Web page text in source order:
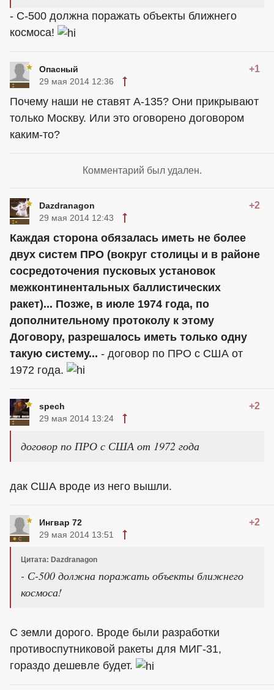
- С-500 должна поражать объекты ближнего
космоса!
Опасный +1
29 мая 2014 12:36
Почему наши не ставят А-135? Они прикрывают
только Москву. Или это оговорено договором
каким-то?
Комментарий был удален.
Dazdranagon +2
29 мая 2014 12:43
Каждая сторона обязалась иметь не более
двух систем ПРО (вокруг столицы и в районе
сосредоточения пусковых установок
межконтинентальных баллистических
ракет)... Позже, в июле 1974 года, по
дополнительному протоколу к этому
Договору, разрешалось иметь только одну
такую систему... - договор по ПРО с США от
1972 года.
spech +2
29 мая 2014 13:24
договор по ПРО с США от 1972 года
дак США вроде из него вышли.
Ингвар 72 +2
29 мая 2014 13:51
Цитата: Dazdranagon
- С-500 должна поражать объекты ближнего
космоса!
С земли дорого. Вроде были разработки
противоспутниковой ракеты для МИГ-31,
гораздо дешевле будет.